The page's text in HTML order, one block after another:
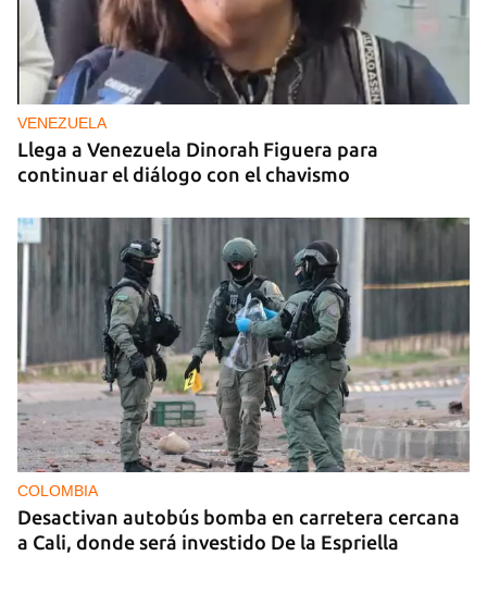
VENEZUELA
Llega a Venezuela Dinorah Figuera para
continuar el diálogo con el chavismo
COLOMBIA
Desactivan autobús bomba en carretera cercana
a Cali, donde será investido De la Espriella